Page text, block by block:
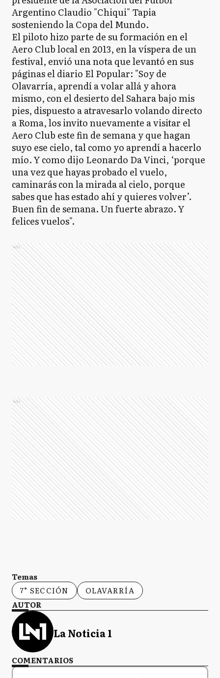
Argentino Claudio "Chiqui" Tapia
sosteniendo la Copa del Mundo.
El piloto hizo parte de su formación en el
Aero Club local en 2013, en la víspera de un
festival, envió una nota que levantó en sus
páginas el diario El Popular: "Soy de
Olavarría, aprendí a volar allá y ahora
mismo, con el desierto del Sahara bajo mis
pies, dispuesto a atravesarlo volando directo
a Roma, los invito nuevamente a visitar el
Aero Club este fin de semana y que hagan
suyo ese cielo, tal como yo aprendí a hacerlo
mío. Y como dijo Leonardo Da Vinci, ‘porque
una vez que hayas probado el vuelo,
caminarás con la mirada al cielo, porque
sabes que has estado ahí y quieres volver’.
Buen fin de semana. Un fuerte abrazo. Y
felices vuelos".
Ads
Ads
Temas
7° SECCIÓN
OLAVARRÍA
AUTOR
La Noticia 1
COMENTARIOS